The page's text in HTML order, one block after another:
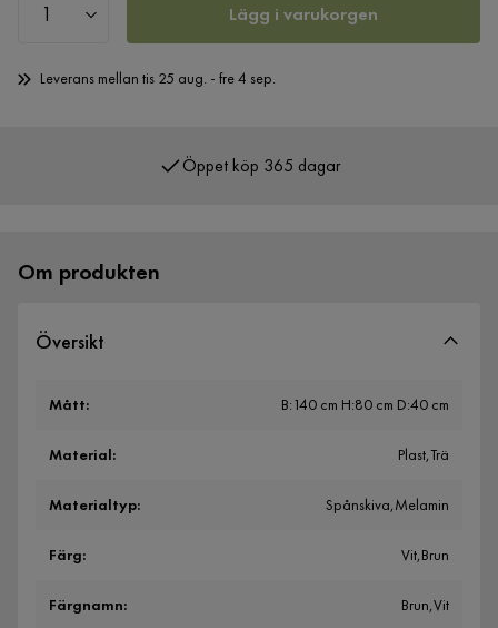
Lägg i varukorgen
Leverans mellan tis 25 aug. - fre 4 sep.
Över 400 000 nöjda kunder
Om produkten
Översikt
Mått: B:140 cm H:80 cm D:40 cm
Material: Plast,Trä
Materialtyp: Spånskiva,Melamin
Färg: Vit,Brun
Färgnamn: Brun,Vit